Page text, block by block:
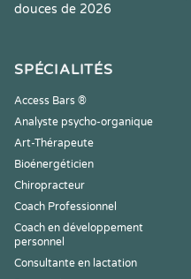
douces de 2026
SPÉCIALITÉS
Access Bars ®
Analyste psycho-organique
Art-Thérapeute
Bioénergéticien
Chiropracteur
Coach Professionnel
Coach en développement
personnel
Consultante en lactation